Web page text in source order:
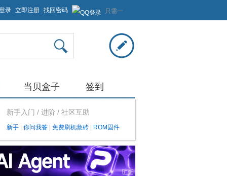
只需一
步，快
速开始
录 立即注册 找回密码
当贝盒子 签到
新手入门 / 进阶 / 社区互助
新手 你问我答 免费刷机救砖 ROM固件